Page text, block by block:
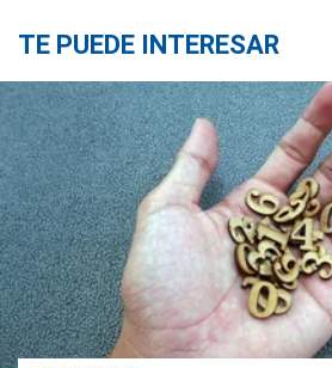
TE PUEDE INTERESAR